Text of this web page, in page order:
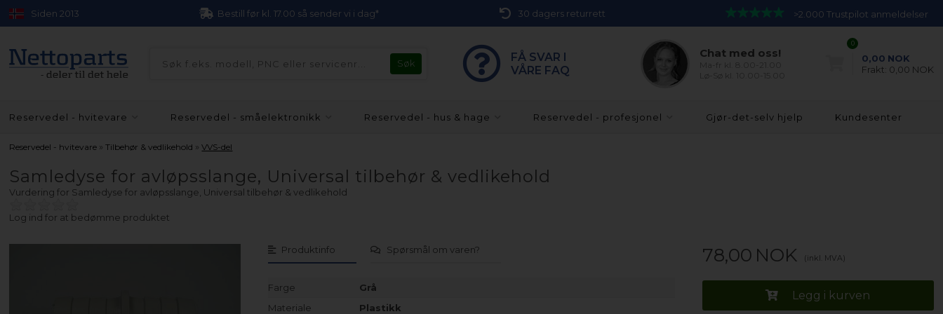
Siden 2013 Bestill før kl. 17.00 så sender vi i dag* 30 dagers returrett >2.000 Trustpilot anmeldelser
FÅ SVAR I
VÅRE FAQ
Chat med oss!
0
0,00 NOK
Frakt: 0,00 NOK
Reservedel - hvitevare Reservedel - småelektronikk Reservedel - hus & hage Reservedel - profesjonel Gjør-det-selv hjelp Kundesenter
Reservedel - hvitevare »Tilbehør & vedlikehold »VVS-del
Samledyse for avløpsslange, Universal tilbehør & vedlikehold
Vurdering for Samledyse for avløpsslange, Universal tilbehør & vedlikehold
Log ind for at bedømme produktet
Produktinfo Spørsmål om varen?
Farge
Grå
Materiale
Plastikk
78,00 NOK (inkl. MVA)
Legg i kurven